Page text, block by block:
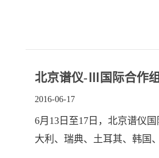
北京谱仪-Ⅲ国际合作
2016-06-17
6月13日至17日，北京谱仪
大利、瑞典、土耳其、韩国